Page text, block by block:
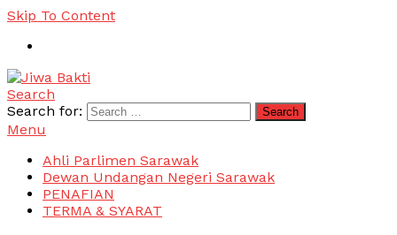
Skip To Content
Jiwa Bakti
Suara PBB Sarawak
Search
Search for:
Menu
Ahli Parlimen Sarawak
Dewan Undangan Negeri Sarawak
PENAFIAN
TERMA & SYARAT